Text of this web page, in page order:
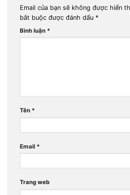
Email của bạn sẽ không được hiển
bắt buộc được đánh dấu *
Bình luận *
Tên *
Email *
Trang web